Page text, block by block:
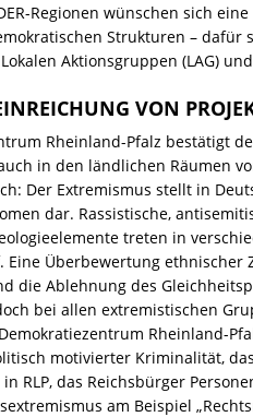
Regionen wünschen sich
Strukturen – dafür
Aktionsgruppen (LAG)
VON
Rheinland-Pfalz bestätigt
in den ländlichen Räumen
Der Extremismus stellt in
dar. Rassistische,
treten in
Eine Überbewertung ethnischer
die Ablehnung des
bei allen extremistischen
Rheinland-
motivierter Kriminalität,
RLP, das Reichsbürger
am Beispiel